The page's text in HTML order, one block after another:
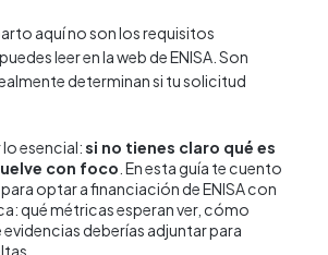
aquí no son los requisitos
leer en la web de ENISA. Son
determinan si tu solicitud
esencial:si no tienes claro qué es
con foco . En esta guía te cuento
optar a financiación de ENISA con
qué métricas esperan ver, cómo
deberías adjuntar para